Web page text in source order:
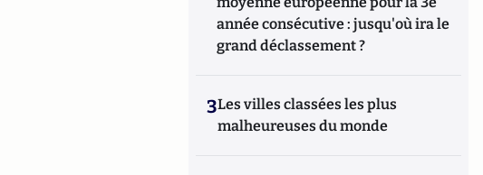
année consécutive : jusqu'où ira le
grand déclassement ?
3Les villes classées les plus
malheureuses du monde